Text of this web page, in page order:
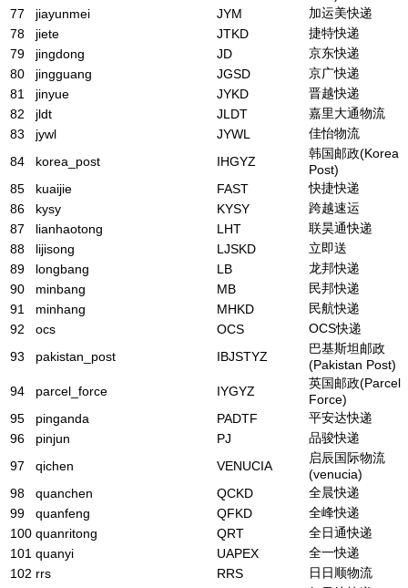
77
jiayunmei JYM
加运美快递
78
jiete JTKD
捷特快递
79
jingdong JD
京东快递
80
jingguang JGSD
京广快递
81
jinyue JYKD
晋越快递
82
jldt JLDT
嘉里大通物流
83
jywl JYWL
佳怡物流
84
korea_post IHGYZ
韩国邮政(Korea
Post)
85
kuaijie FAST
快捷快递
86
kysy KYSY
跨越速运
87
lianhaotong LHT
联昊通快递
88
lijisong LJSKD
立即送
89
longbang LB
龙邦快递
90
minbang MB
民邦快递
91
minhang MHKD
民航快递
92
ocs OCS
OCS快递
93
pakistan_post IBJSTYZ
巴基斯坦邮政
(Pakistan Post)
94
parcel_force IYGYZ
英国邮政(Parcel
Force)
95
pinganda PADTF
平安达快递
96
pinjun PJ
品骏快递
97
qichen VENUCIA
启辰国际物流
(venucia)
98
quanchen QCKD
全晨快递
99
quanfeng QFKD
全峰快递
100 quanritong QRT
全日通快递
101 quanyi UAPEX
全一快递
102 rrs RRS
日日顺物流